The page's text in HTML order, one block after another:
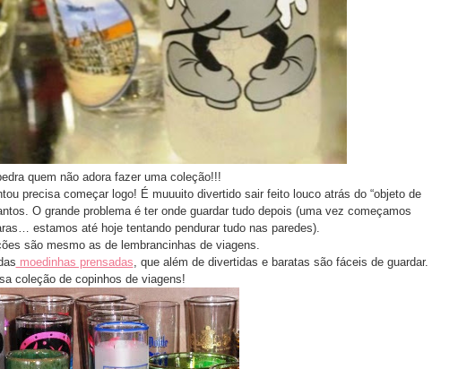
quem não adora fazer uma coleção!!!
precisa começar logo! É muuuito divertido sair feito louco atrás do “objeto de
O grande problema é ter onde guardar tudo depois (uma vez começamos
estamos até hoje tentando pendurar tudo nas paredes).
são mesmo as de lembrancinhas de viagens.
moedinhas prensadas , que além de divertidas e baratas são fáceis de guardar.
coleção de copinhos de viagens!